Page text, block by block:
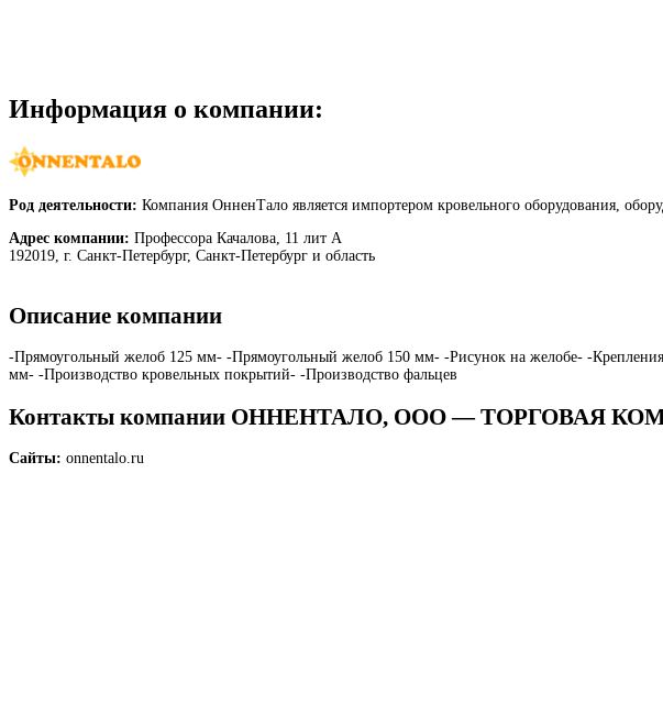
Информация о компании:
Род деятельности: Компания ОнненТало является импортером кровельного оборудования,
Адрес компании: Профессора Качалова, 11 лит А
192019, г. Санкт-Петербург, Санкт-Петербург и область
Описание компании
-Прямоугольный желоб 125 мм- -Прямоугольный желоб 150 мм- -Рисунок на желобе- -
мм- -Производство кровельных покрытий- -Производство фальцев
Контакты компании ОННЕНТАЛО, ООО — ТОРГОВАЯ
Сайты: onnentalo.ru